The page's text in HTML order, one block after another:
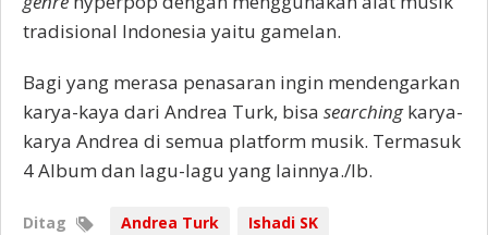
tradisional Indonesia yaitu gamelan.
Bagi yang merasa penasaran ingin mendengarkan
karya-kaya dari Andrea Turk, bisa searchingkarya-
karya Andrea di semua platform musik. Termasuk
4 Album dan lagu-lagu yang lainnya./Ib.
Ditag Andrea Turk
Ishadi SK